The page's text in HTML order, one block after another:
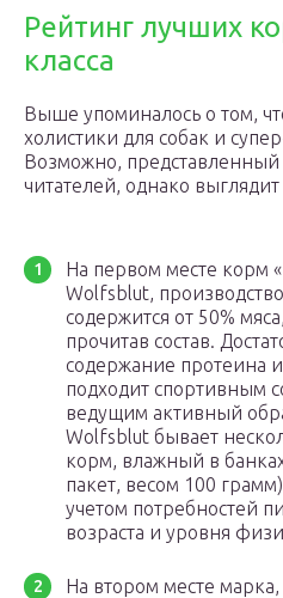
Рейтинг лучших
класса
Выше упоминалось о том,
холистики для собак и
Возможно, представленный
читателей, однако
На первом месте корм
Wolfsblut,
содержится от 50%
прочитав состав.
содержание протеина
подходит спортивным
ведущим активный
Wolfsblut бывает
корм, влажный в
пакет, весом 100
учетом потребностей
возраста и уровня
На втором месте